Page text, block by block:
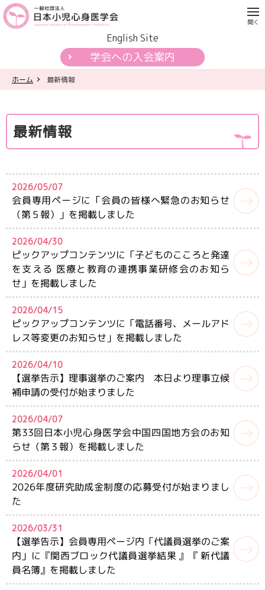
English Site
学会への入会案内
学会について
各種活動
学会認定制度
刊行物
公開資料・提言
一般の皆様へ
会員専用ページ
ホーム 最新情報
最新情報
2026/05/07
会員専用ページに「会員の皆様へ緊急のお知らせ
（第５報）」を掲載しました
2026/04/30
ピックアップコンテンツに「子どものこころと発達
を支える 医療と教育の連携事業研修会のお知ら
せ」を掲載しました
2026/04/15
ピックアップコンテンツに「電話番号、メールアド
レス等変更のお知らせ」を掲載しました
2026/04/10
【選挙告示】理事選挙のご案内 本日より理事立候
補申請の受付が始まりました
2026/04/07
第33回日本小児心身医学会中国四国地方会のお知
らせ（第３報）を掲載しました
2026/04/01
2026年度研究助成金制度の応募受付が始まりまし
た
2026/03/31
【選挙告示】会員専用ページ内「代議員選挙のご案
内」に『関西ブロック代議員選挙結果 』『 新代議
員名簿』を掲載しました